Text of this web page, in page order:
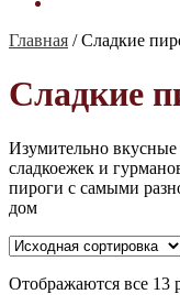
Главная /Cладкие
Cладкие
Изумительно
сладкоежек и
пироги с самыми
дом
Отображаются все 13